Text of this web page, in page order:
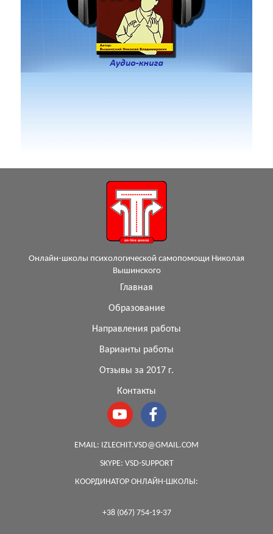
Онлайн-школы психологической самопомощи Николая
Вышинского
Главная
Образование
Направления работы
Варианты работы
Отзывы за 2017 г.
Контакты
EMAIL: IZLECHIT.VSD@GMAIL.COM
SKYPE: VSD-SUPPORT
КООРДИНАТОР ОНЛАЙН-ШКОЛЫ:
+38 (067) 754-19-37